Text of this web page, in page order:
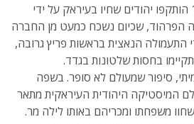
במהלך חג השבועות 1941 הותקפו יהודים שחיו בעיראק על ידי
הפרהוד, שכיום נשכח כמעט מן החברה
התעמולה הנאצית בראשות פריץ גרובה,
בחסות שלטונות בגדד.
סיפור שמעולם לא סופר. בשפה
המיסטיקה היהודית העיראקית מתאר
משפחתו ומכריהם באותו לילה מר.